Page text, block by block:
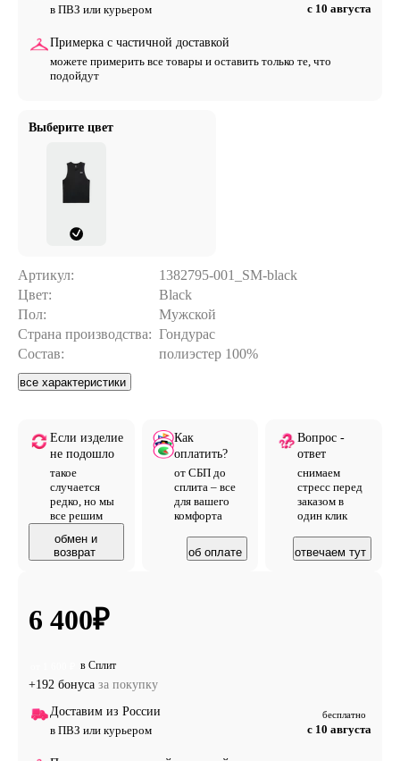
в ПВЗ или курьером
с 10 августа
Примерка с частичной доставкой
можете примерить все товары и оставить только те, что
подойдут
Выберите цвет
Артикул:
1382795-001_SM-black
Цвет:
Black
Пол:
Мужской
Страна производства: Гондурас
Состав:
полиэстер 100%
все характеристики
Если изделие
не подошло
такое
случается
редко, но мы
все решим
обмен и
возврат
Как
оплатить?
от СБП до
сплита – все
для вашего
комфорта
об оплате
Вопрос -
ответ
снимаем
стресс перед
заказом в
один клик
отвечаем тут
6 400₽
в Сплит
+192 бонуса за покупку
Доставим из России
в ПВЗ или курьером
бесплатно
с 10 августа